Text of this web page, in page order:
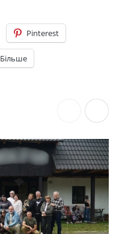
Pinterest
Більше